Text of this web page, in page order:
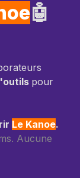
🤖
pour
Le Kanoe.
Aucune